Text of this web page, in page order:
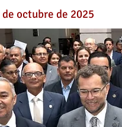
octubre de 2025